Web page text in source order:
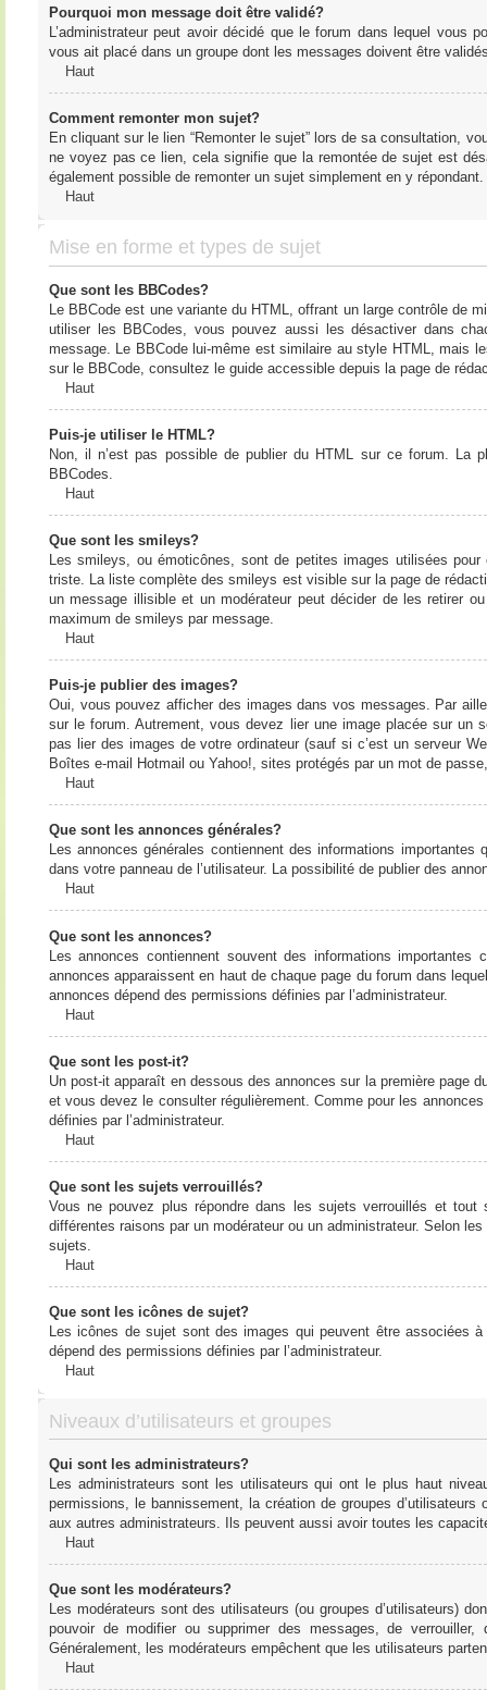
Pourquoi mon message doit être validé?
L’administrateur peut avoir décidé que le forum dans lequel vous
vous ait placé dans un groupe dont les messages doivent être
Haut
Comment remonter mon sujet?
En cliquant sur le lien “Remonter le sujet” lors de sa consultation,
ne voyez pas ce lien, cela signifie que la remontée de sujet est
également possible de remonter un sujet simplement en y
Haut
Mise en forme et types de sujet
Que sont les BBCodes?
Le BBCode est une variante du HTML, offrant un large contrôle de
utiliser les BBCodes, vous pouvez aussi les désactiver dans
message. Le BBCode lui-même est similaire au style HTML, mais
sur le BBCode, consultez le guide accessible depuis la page de
Haut
Puis-je utiliser le HTML?
Non, il n’est pas possible de publier du HTML sur ce forum. La
BBCodes.
Haut
Que sont les smileys?
Les smileys, ou émoticônes, sont de petites images utilisées
triste. La liste complète des smileys est visible sur la page de
un message illisible et un modérateur peut décider de les retirer
maximum de smileys par message.
Haut
Puis-je publier des images?
Oui, vous pouvez afficher des images dans vos messages. Par
sur le forum. Autrement, vous devez lier une image placée sur un
pas lier des images de votre ordinateur (sauf si c’est un serveur
Boîtes e-mail Hotmail ou Yahoo!, sites protégés par un mot de
Haut
Que sont les annonces générales?
Les annonces générales contiennent des informations
dans votre panneau de l’utilisateur. La possibilité de publier des
Haut
Que sont les annonces?
Les annonces contiennent souvent des informations
annonces apparaissent en haut de chaque page du forum dans
annonces dépend des permissions définies par l’administrateur.
Haut
Que sont les post-it?
Un post-it apparaît en dessous des annonces sur la première page
et vous devez le consulter régulièrement. Comme pour les
définies par l’administrateur.
Haut
Que sont les sujets verrouillés?
Vous ne pouvez plus répondre dans les sujets verrouillés et
différentes raisons par un modérateur ou un administrateur. Selon
sujets.
Haut
Que sont les icônes de sujet?
Les icônes de sujet sont des images qui peuvent être associées
dépend des permissions définies par l’administrateur.
Haut
Niveaux d’utilisateurs et groupes
Qui sont les administrateurs?
Les administrateurs sont les utilisateurs qui ont le plus haut
permissions, le bannissement, la création de groupes
aux autres administrateurs. Ils peuvent aussi avoir toutes les
Haut
Que sont les modérateurs?
Les modérateurs sont des utilisateurs (ou groupes d’utilisateurs)
pouvoir de modifier ou supprimer des messages, de
Généralement, les modérateurs empêchent que les utilisateurs
Haut